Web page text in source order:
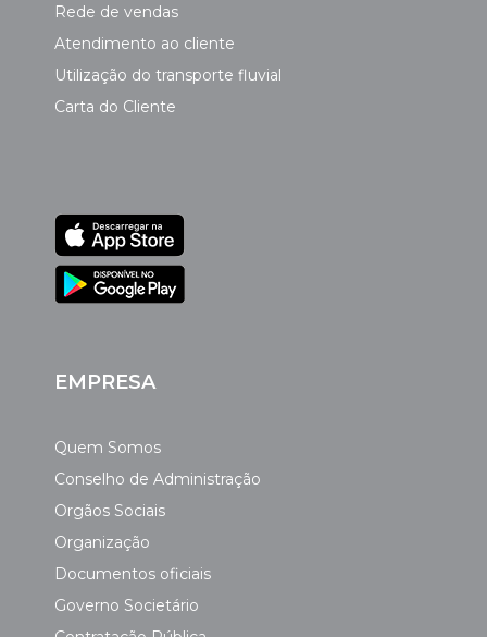
Rede de vendas
Atendimento ao cliente
Utilização do transporte fluvial
Carta do Cliente
EMPRESA
Quem Somos
Conselho de Administração
Orgãos Sociais
Organização
Documentos oficiais
Governo Societário